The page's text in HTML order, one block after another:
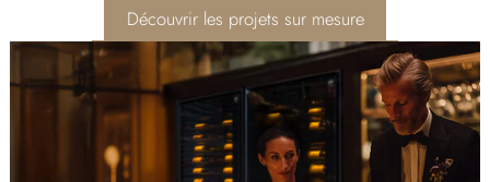
Découvrir les projets sur mesure